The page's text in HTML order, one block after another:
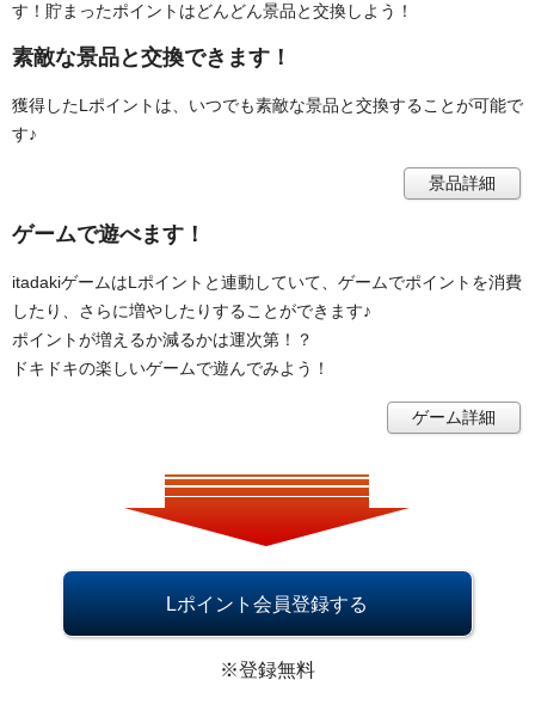
す！貯まったポイントはどんどん景品と交換しよう！
素敵な景品と交換できます！
獲得したLポイントは、いつでも素敵な景品と交換することが可能で
す♪
景品詳細
ゲームで遊べます！
itadakiゲームはLポイントと連動していて、ゲームでポイントを消費
したり、さらに増やしたりすることができます♪
ポイントが増えるか減るかは運次第！？
ドキドキの楽しいゲームで遊んでみよう！
ゲーム詳細
Lポイント会員登録する
※登録無料